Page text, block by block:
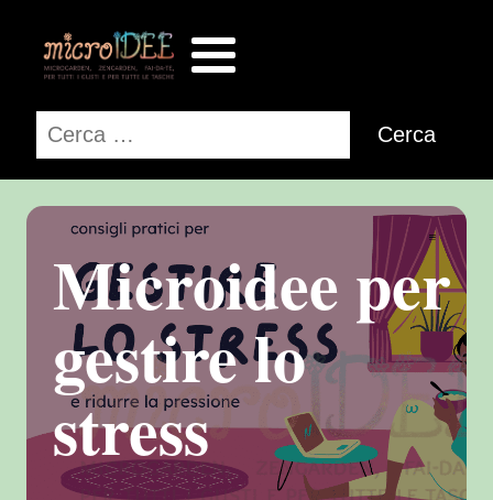
Ricerca
per:
Microidee per
gestire lo
stress